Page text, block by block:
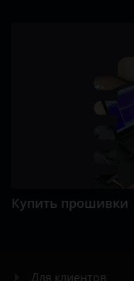
Купить прошивки
Для клиентов